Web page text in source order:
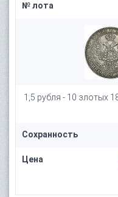
№ лота
1,5 рубля - 10 злотых
Сохранность
Цена